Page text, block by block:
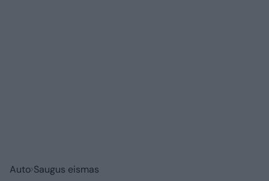
Auto Saugus eismas